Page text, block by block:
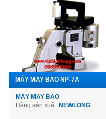
MÁY MAY BAO NP-7A
MÁY MAY BAO
Hãng sản xuất: NEWLONG